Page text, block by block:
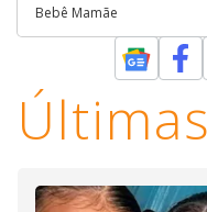
Bebê Mamãe
Últimas